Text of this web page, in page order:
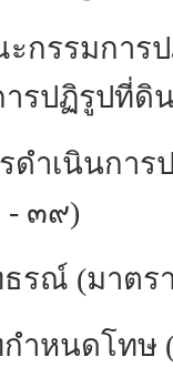
กรรมการ
รปฏิรูปที่ดิ
ดำเนินการ
- ๓๙)
รณ์ (มาตร
ำหนดโทษ